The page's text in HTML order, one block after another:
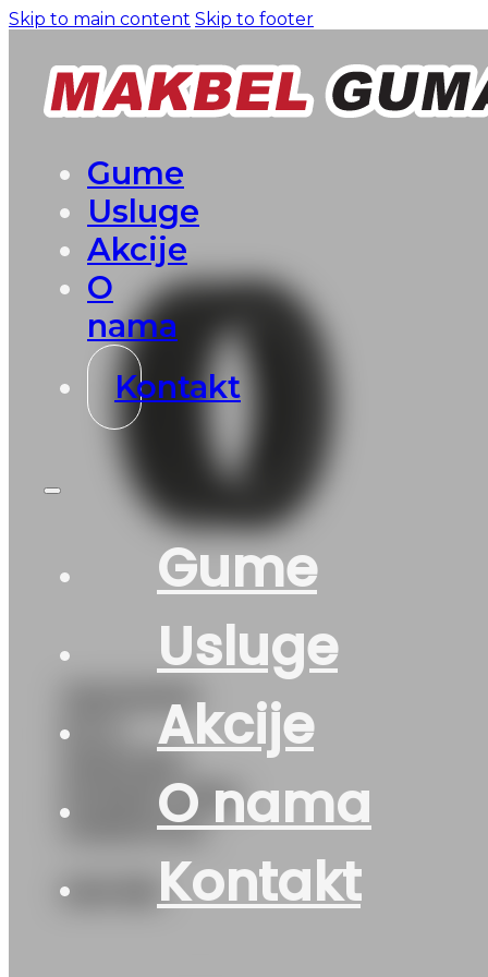
Skip to main content Skip to footer
Gume
Usluge
Akcije
O
nama
Kontakt
Gume
Usluge
Akcije
O nama
Kontakt
195/50R16
M+S
EXPERT 88H
UNIROYAL
245